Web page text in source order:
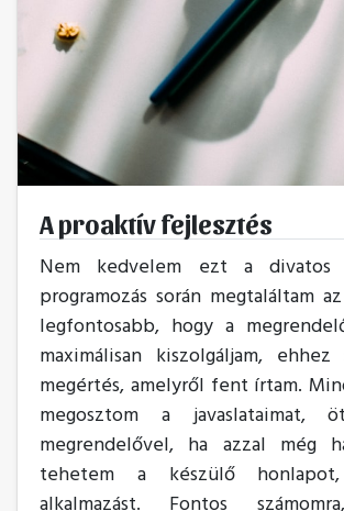
A proaktív fejlesztés
Nem kedvelem ezt a
programozás során megtaláltam
legfontosabb, hogy a
maximálisan kiszolgáljam, ehhez
megértés, amelyről fent írtam.
megosztom a javaslataimat,
megrendelővel, ha azzal még
tehetem a készülő
alkalmazást. Fontos